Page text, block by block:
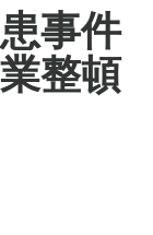
事件
整頓